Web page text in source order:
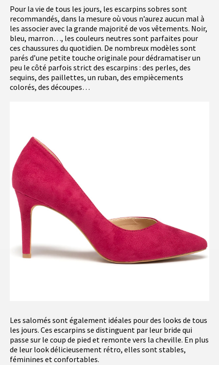
Pour la vie de tous les jours, les escarpins sobres sont
recommandés, dans la mesure où vous n’aurez aucun mal à
les associer avec la grande majorité de vos vêtements. Noir,
bleu, marron…, les couleurs neutres sont parfaites pour
ces chaussures du quotidien. De nombreux modèles sont
parés d’une petite touche originale pour dédramatiser un
peu le côté parfois strict des escarpins : des perles, des
sequins, des paillettes, un ruban, des empiècements
colorés, des découpes…
Les salomés sont également idéales pour des looks de tous
les jours. Ces escarpins se distinguent par leur bride qui
passe sur le coup de pied et remonte vers la cheville. En plus
de leur look délicieusement rétro, elles sont stables,
féminines et confortables.